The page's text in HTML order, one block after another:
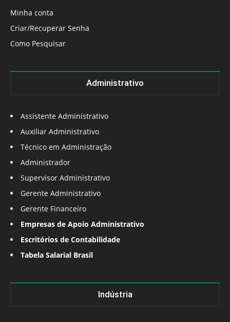
Minha conta
Criar/Recuperar Senha
Como Pesquisar
Administrativo
Assistente Administrativo
Auxiliar Administrativo
Técnico em Administração
Administrador
Supervisor Administrativo
Gerente Administrativo
Gerente Financeiro
Empresas de Apoio Administrativo
Escritórios de Contabilidade
Tabela Salarial Brasil
Indústria